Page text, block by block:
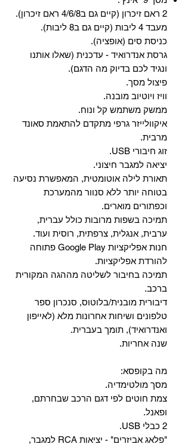
2 ראם זיכרון (קיים גם ב4/6/8 ראם זיכרון).
מעבד 4 ליבות (קיים גם ב8 ליבות).
כניסת סים (אופציה).
גרסת אנדרואיד - עדכנית (שאלו אותנו
ונגיד לכם בדיוק מה הדגם).
פיצול מסך.
וויז ויוטיוב מובנה.
ממשק משתמש קל ונוח.
איקוולייזר גרפי מתקדם להתאמת סאונד
מרבית.
זוג חיבורי USB.
יציאה למגבר חיצוני.
תאורת לילה אוטומטית, המאפשרת נסיעה
בטוחה יותר ללא סנוור מהמערכת
וכפתורים מוארים.
תמיכה בשפות מרובות כולל עברית,
ערבית, אנגלית, צרפתית, רוסית ועוד.
‏חנות אפליקציות Google Play פתוחה
להורדת אפליקציות.
‏תמיכה בחיבור לשליטה מההגה המקורית
ברכב.
‏דיבורית מובנית/בלוטוס, ‏סנכרון ספר
טלפונים ושיחות אחרונות מלא (לאייפון
ואנדרואיד), תומך בעברית.
שנה אחריות.
מה בקופסא:
מסך מולטימדיה.
צמת חוטים לפי דגם הרכב שבחרתם,
ופאנל.
2 כבלי USB.
"פלאג אביזרים" - יציאות RCA למגבר,